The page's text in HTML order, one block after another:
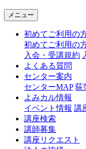
メニュー
初めてご利用の
初めてご利用の
入会・受講規約
よくある質問
センター案内
センターMAP 荻
よみカル情報
イベント情報 講
講座検索
講師募集
講座リクエスト